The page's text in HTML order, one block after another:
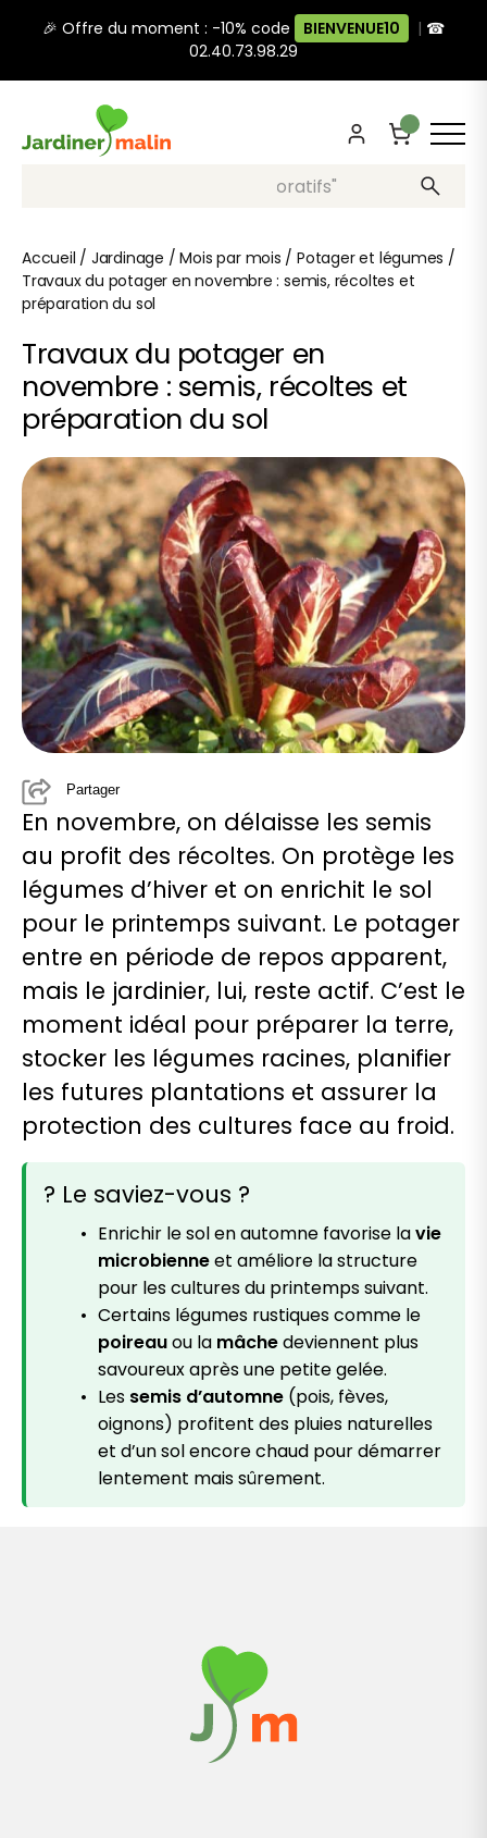
🎉 Offre du moment : -10% code BIENVENUE10 | ☎
02.40.73.98.29
Recherche, ex: "pots décoratifs"
Accueil / Jardinage /Mois par mois /Potager et légumes /
Travaux du potager en novembre : semis, récoltes et
préparation du sol
Travaux du potager en
novembre : semis, récoltes et
préparation du sol
Partager
En novembre, on délaisse les semis
au profit des récoltes. On protège les
légumes d’hiver et on enrichit le sol
pour le printemps suivant. Le potager
entre en période de repos apparent,
mais le jardinier, lui, reste actif. C’est le
moment idéal pour préparer la terre,
stocker les légumes racines, planifier
les futures plantations et assurer la
protection des cultures face au froid.
? Le saviez-vous ?
Enrichir le sol en automne favorise lavie
microbienneet améliore la structure
pour les cultures du printemps suivant.
Certains légumes rustiques comme le
poireauou la mâchedeviennent plus
savoureux après une petite gelée.
Les semis d’automne (pois, fèves,
oignons) profitent des pluies naturelles
et d’un sol encore chaud pour démarrer
lentement mais sûrement.